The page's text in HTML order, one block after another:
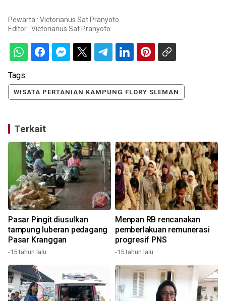
Pewarta : Victorianus Sat Pranyoto
Editor : Victorianus Sat Pranyoto
Tags:
WISATA PERTANIAN KAMPUNG FLORY SLEMAN
Terkait
Pasar Pingit diusulkan
tampung luberan pedagang
Pasar Kranggan
-15 tahun lalu
Menpan RB rencanakan
pemberlakuan remunerasi
progresif PNS
-15 tahun lalu